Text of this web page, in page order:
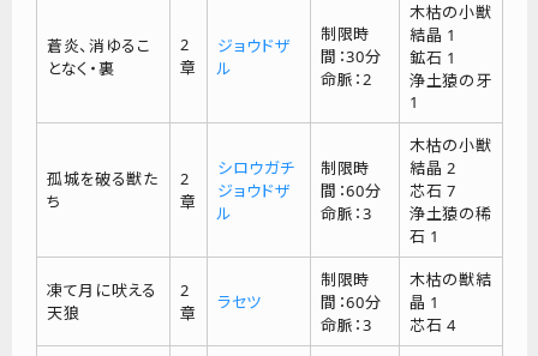
蒼炎、消ゆるこ
となく・裏
2
章
ジョウドザ
ル
制限時
間：30分
命脈：2
木枯の小獣
結晶 1
鉱石 1
浄土猿の牙
1
孤城を破る獣た
ち
2
章
シロウガチ
ジョウドザ
ル
制限時
間：60分
命脈：3
木枯の小獣
結晶 2
芯石 7
浄土猿の稀
石 1
凍て月に吠える
天狼
2
章
ラセツ
制限時
間：60分
命脈：3
木枯の獣結
晶 1
芯石 4